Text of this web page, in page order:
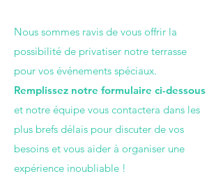
Nous sommes ravis de vous offrir la
possibilité de privatiser notre terrasse
pour vos événements spéciaux.
Remplissez notre formulaire ci-dessous
et notre équipe vous contactera dans les
plus brefs délais pour discuter de vos
besoins et vous aider à organiser une
expérience inoubliable !